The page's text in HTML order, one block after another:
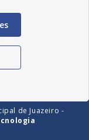
de Juazeiro -